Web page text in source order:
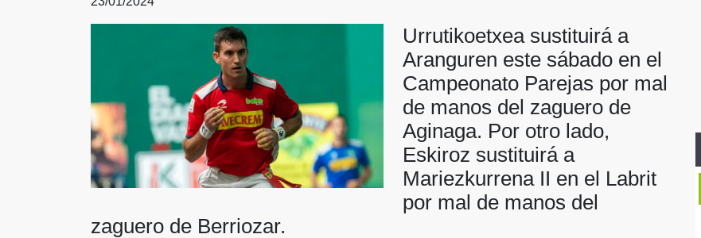
Urrutikoetxea sustituirá a
Aranguren este sábado en el
Campeonato Parejas por mal
de manos del zaguero de
Aginaga. Por otro lado,
Eskiroz sustituirá a
Mariezkurrena II en el Labrit
por mal de manos del
zaguero de Berriozar.